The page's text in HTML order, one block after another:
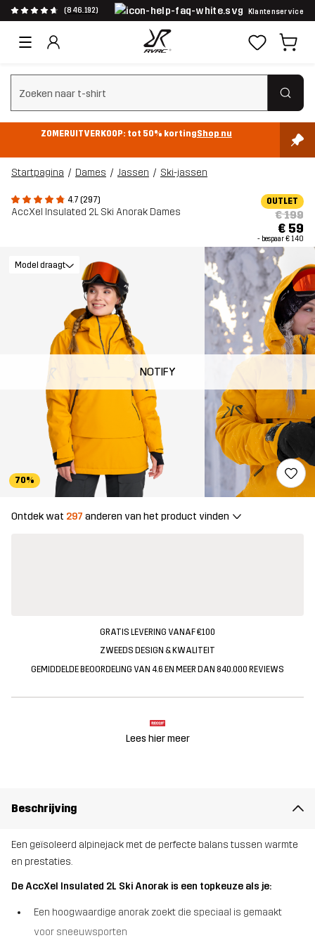
(846.192) Klantenservice
Zoeken wissen
ZOMERUITVERKOOP: tot 50% kortingShop nu
Startpagina Dames Jassen Ski-jassen
4.7 (297)
AccXel Insulated 2L Ski Anorak Dames
OUTLET
€ 199
€ 59
- bespaar€ 140
NOTIFY
70%
Model draagt
Ontdek wat 297 anderen van het product vinden
GRATIS LEVERING VANAF €100
ZWEEDS DESIGN & KWALITEIT
GEMIDDELDE BEOORDELING VAN 4.6 EN MEER DAN 840.000 REVIEWS
Lees hier meer
Beschrijving
Een geïsoleerd alpinejack met de perfecte balans tussen warmte
en prestaties.
De AccXel Insulated 2L Ski Anorak is een topkeuze als je:
Een hoogwaardige anorak zoekt die speciaal is gemaakt
voor sneeuwsporten